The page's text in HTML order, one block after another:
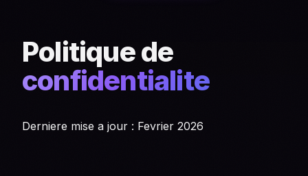
Politique de
confidentialite
Derniere mise a jour : Fevrier 2026